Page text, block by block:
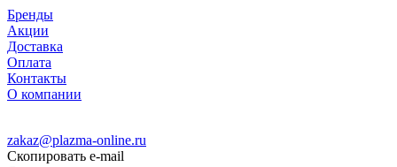
Бренды
Акции
Доставка
Оплата
Контакты
О компании
zakaz@plazma-online.ru
Скопировать e-mail